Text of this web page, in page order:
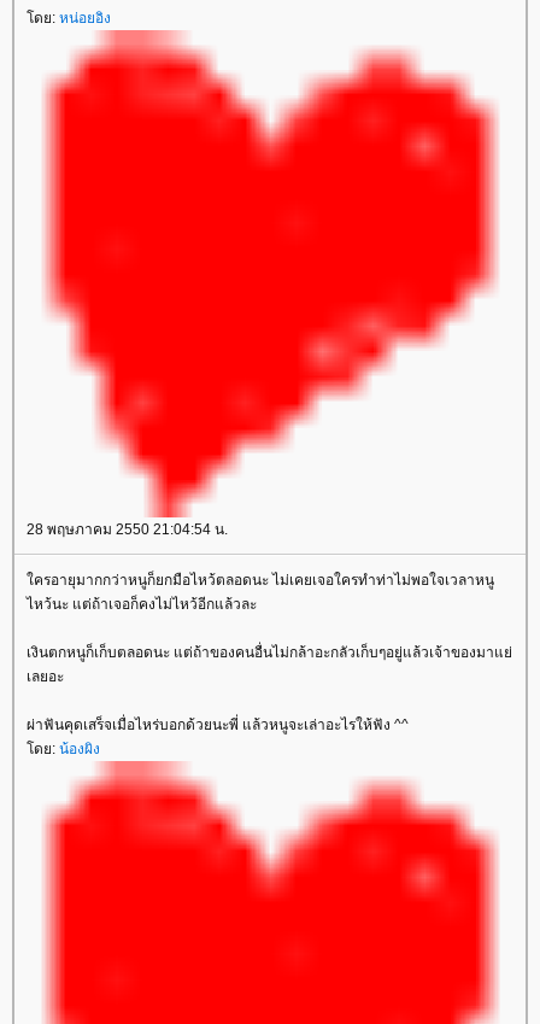
ดย: หน่อยอิง
28 พฤษภาคม 2550 21:04:54 น.
ครอายุมากกว่าหนูก็ยกมือไหว้ตลอดนะ ไม่เคยเจอใครทำท่าไม่พอใจเวลาหนู
ไหว้นะ แต่ถ้าเจอก็คงไม่ไหว้อีกแล้วละ
เงินตกหนูก็เก็บตลอดนะ แต่ถ้าของคนอื่นไม่กล้าอะกลัวเก็บๆอยู่แล้วเจ้าของมาแย่
เลยอะ
ผ่าฟันคุดเสร็จเมื่อไหร่บอกด้วยนะพี่ แล้วหนูจะเล่าอะไรให้ฟัง ^^
ดย: น้องผิง